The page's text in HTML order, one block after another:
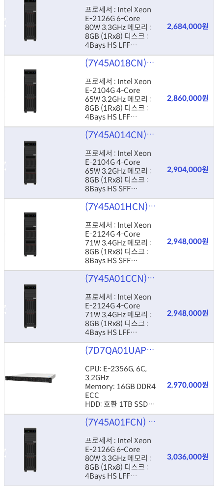
프로세서 : Intel Xeon
E-2126G 6-Core
80W 3.3GHz 메모리 :
8GB (1Rx8) 디스크 :
4Bays HS LFF
Controller : Onboard
RSTe Power : 550W
2,684,000원
(7Y45A018CN)
Lenovo
프로세서 : Intel Xeon
E-2104G 4-Core
65W 3.2GHz 메모리 :
8GB (1Rx8) 디스크 :
4Bays HS LFF
Controller : RAID
530-8i Power : 550W
2,860,000원
(7Y45A014CN)
Lenovo
프로세서 : Intel Xeon
E-2104G 4-Core
65W 3.2GHz 메모리 :
8GB (1Rx8) 디스크 :
8Bays HS SFF
Controller : RAID
530-8i Power : 550W
2,904,000원
(7Y45A01HCN)
Lenovo
프로세서 : Intel Xeon
E-2124G 4-Core
71W 3.4GHz 메모리 :
8GB (1Rx8) 디스크 :
8Bays HS SFF
Controller : RAID
530-8i Power : 550W
2,948,000원
(7Y45A01CCN)
Lenovo
프로세서 : Intel Xeon
E-2124G 4-Core
71W 3.4GHz 메모리 :
8GB (1Rx8) 디스크 :
4Bays HS LFF
Controller : RAID
530-8i Power : 550W
2,948,000원
(7D7QA01UAP)ThinkSystem
CPU: E-2356G, 6C,
3.2GHz
Memory: 16GB DDR4
ECC
HDD: 호환 1TB SSD
(8x 2.5" HS)
ETC: 1U, 450W(dual
2,970,000원
(7Y45A01FCN) Lenovo
프로세서 : Intel Xeon
E-2126G 6-Core
80W 3.3GHz 메모리 :
8GB (1Rx8) 디스크 :
4Bays HS LFF
3,036,000원